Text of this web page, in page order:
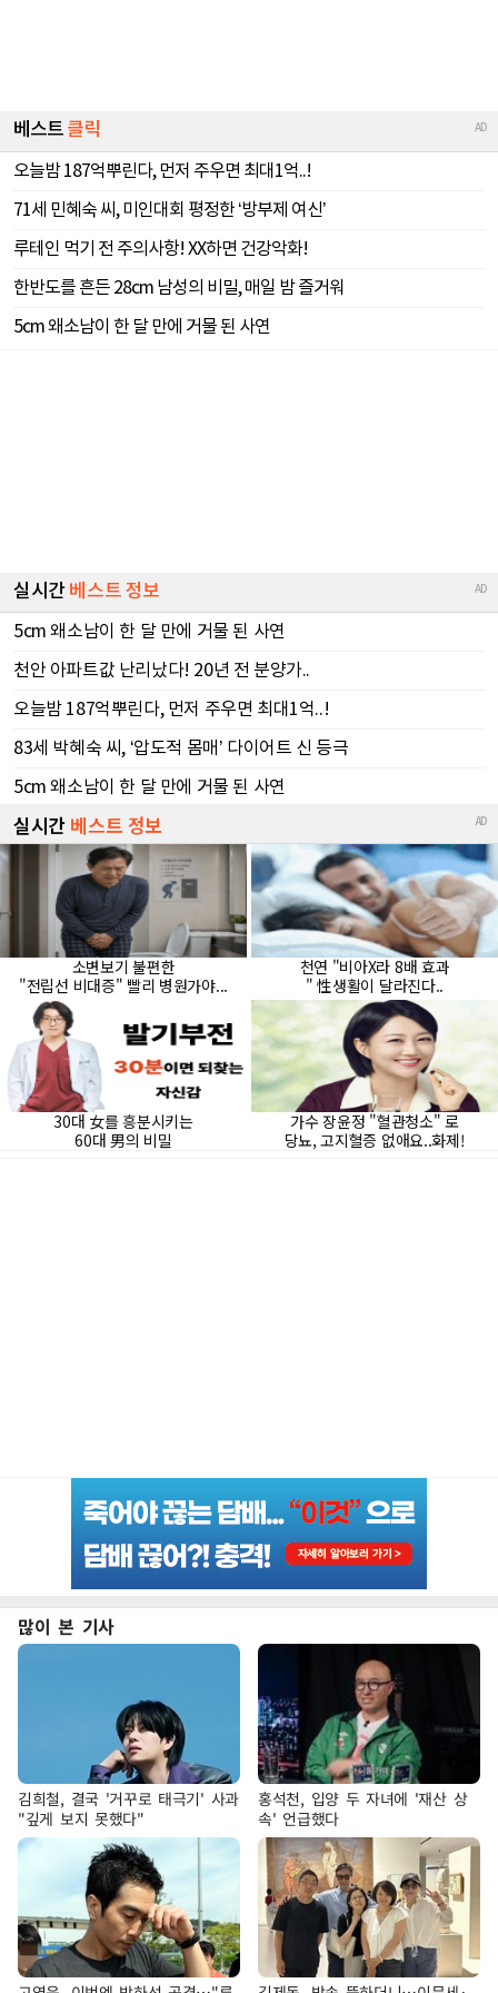
많이 본 기사
김희철, 결국 '거꾸로 태극기' 사과
"깊게 보지 못했다"
홍석천, 입양 두 자녀에 '재산 상
속' 언급했다